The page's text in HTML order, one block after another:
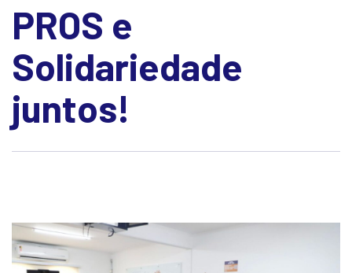
PROS e
Solidariedade
juntos!